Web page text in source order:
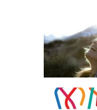
Διαλέξτε τον
από τον
ή αλφαβητικά